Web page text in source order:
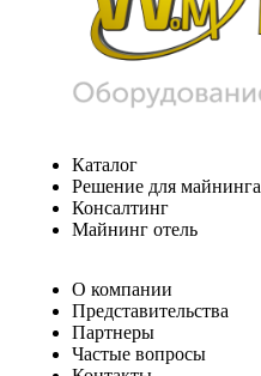
Каталог
Решение для майнинга
Консалтинг
Майнинг отель
О компании
Представительства
Партнеры
Частые вопросы